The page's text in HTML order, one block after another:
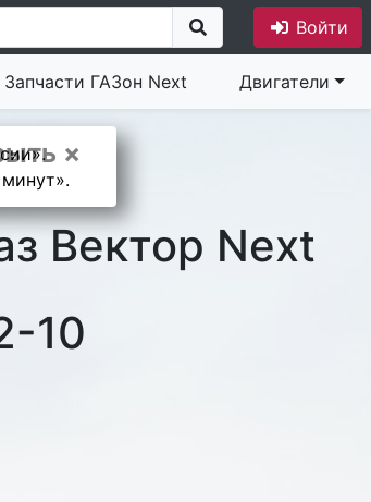
Войти
Запчасти ГАЗон Next Двигатели
×
Вектор Next
10